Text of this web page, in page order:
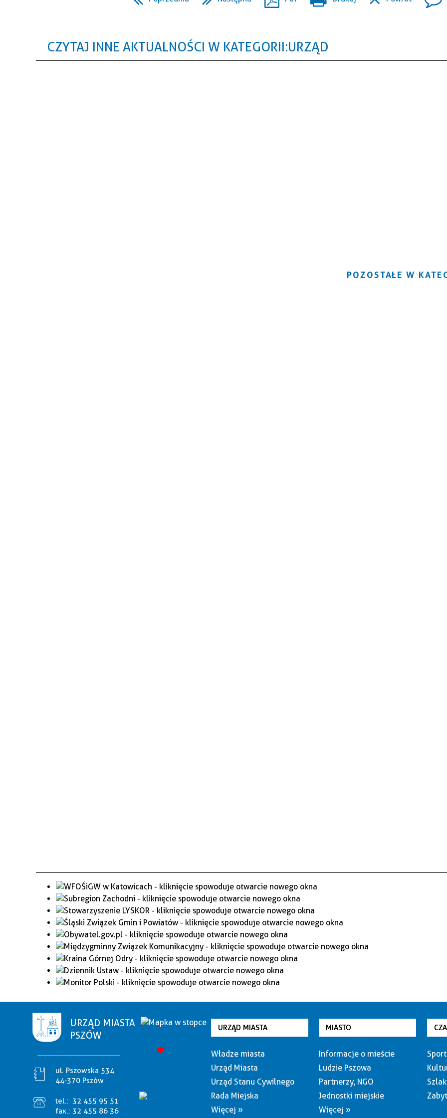
CZYTAJ INNE AKTUALNOŚCI W KATEGORII: URZĄD
POZOSTAŁE W
URZĄD MIASTA
PSZÓW
ul. Pszowska 534
44-370 Pszów
tel.: 32 455 95 51
fax.: 32 455 86 36
URZĄD MIASTA
Władze miasta
Urząd Miasta
Urząd Stanu Cywilnego
Rada Miejska
Więcej »
MIASTO
Informacje o mieście
Ludzie Pszowa
Partnerzy, NGO
Jednostki miejskie
Więcej »
Sport